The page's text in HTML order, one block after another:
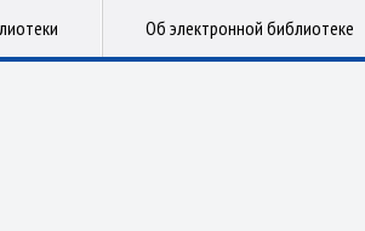
Об электронной библиотеке